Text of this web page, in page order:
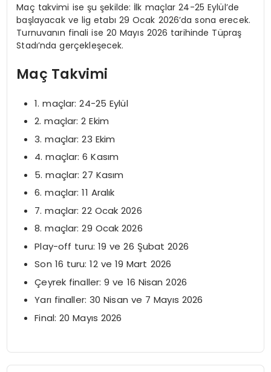
Maç takvimi ise şu şekilde: İlk maçlar 24-25 Eylül’de
başlayacak ve lig etabı 29 Ocak 2026’da sona erecek.
Turnuvanın finali ise 20 Mayıs 2026 tarihinde Tüpraş
Stadı’nda gerçekleşecek.
Maç Takvimi
1. maçlar: 24-25 Eylül
2. maçlar: 2 Ekim
3. maçlar: 23 Ekim
4. maçlar: 6 Kasım
5. maçlar: 27 Kasım
6. maçlar: 11 Aralık
7. maçlar: 22 Ocak 2026
8. maçlar: 29 Ocak 2026
Play-off turu: 19 ve 26 Şubat 2026
Son 16 turu: 12 ve 19 Mart 2026
Çeyrek finaller: 9 ve 16 Nisan 2026
Yarı finaller: 30 Nisan ve 7 Mayıs 2026
Final: 20 Mayıs 2026